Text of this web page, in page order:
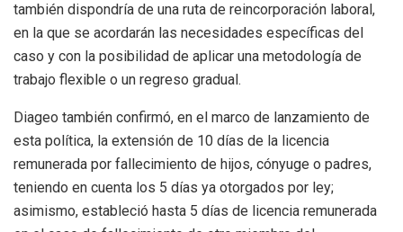
también dispondría de una ruta de reincorporación laboral,
en la que se acordarán las necesidades específicas del
caso y con la posibilidad de aplicar una metodología de
trabajo flexible o un regreso gradual.
Diageo también confirmó, en el marco de lanzamiento de
esta política, la extensión de 10 días de la licencia
remunerada por fallecimiento de hijos, cónyuge o padres,
teniendo en cuenta los 5 días ya otorgados por ley;
asimismo, estableció hasta 5 días de licencia remunerada